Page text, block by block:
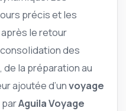
précis et les
le retour
des
la préparation au
ajoutée d’unvoyage
Aguila Voyage